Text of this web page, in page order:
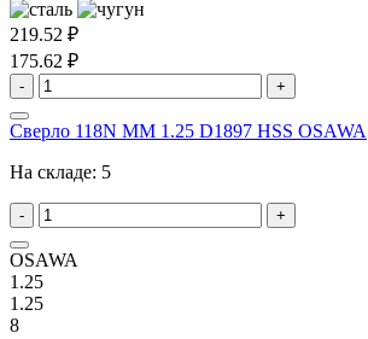
219.52 ₽
175.62 ₽
- +
Сверло 118N MM 1.25 D1897 HSS OSAWA
На складе: 5
- +
OSAWA
1.25
1.25
8